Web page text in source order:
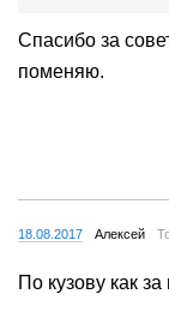
Спасибо за
поменяю.
18.08.2017 Алексей
По кузову как